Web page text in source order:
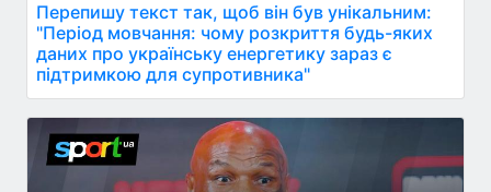
Перепишу текст так, щоб він був унікальним:
"Період мовчання: чому розкриття будь-яких
даних про українську енергетику зараз є
підтримкою для супротивника"